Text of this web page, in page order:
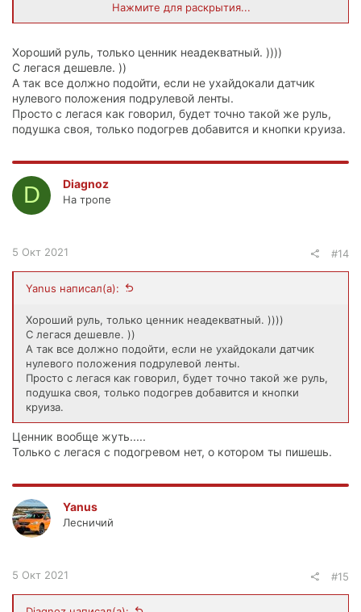
impreza-gk-g14-78678824.html
Нажмите для раскрытия...
Хороший руль, только ценник неадекватный. ))))
C легася дешевле. ))
А так все должно подойти, если не ухайдокали датчик
нулевого положения подрулевой ленты.
Просто с легася как говорил, будет точно такой же руль,
подушка своя, только подогрев добавится и кнопки круиза.
D Diagnoz
На тропе
5 Окт 2021 #14
Yanus написал(а):
Хороший руль, только ценник неадекватный. ))))
C легася дешевле. ))
А так все должно подойти, если не ухайдокали датчик
нулевого положения подрулевой ленты.
Просто с легася как говорил, будет точно такой же руль,
подушка своя, только подогрев добавится и кнопки
круиза.
Ценник вообще жуть.....
Только с легася с подогревом нет, о котором ты пишешь.
Yanus
Лесничий
5 Окт 2021 #15